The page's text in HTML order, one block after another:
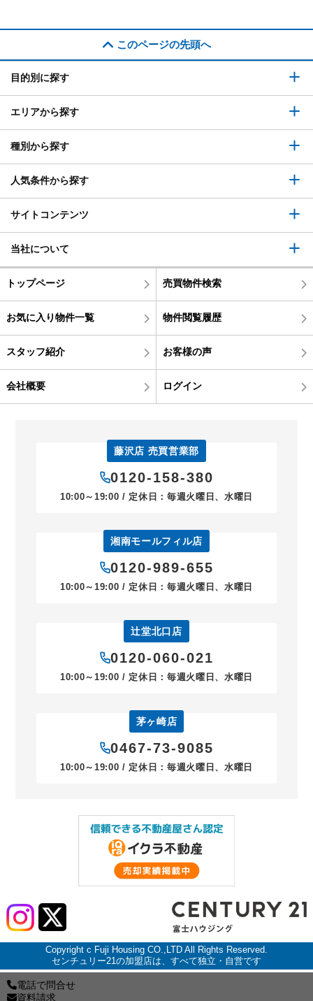
このページの先頭へ
目的別に探す
エリアから探す
種別から探す
人気条件から探す
サイトコンテンツ
当社について
トップページ 売買物件検索
お気に入り物件一覧 物件閲覧履歴
スタッフ紹介 お客様の声
会社概要 ログイン
藤沢店 売買営業部
0120-158-380
10:00～19:00 / 定休日：毎週火曜日、水曜日
湘南モールフィル店
0120-989-655
10:00～19:00 / 定休日：毎週火曜日、水曜日
辻堂北口店
0120-060-021
10:00～19:00 / 定休日：毎週火曜日、水曜日
茅ヶ崎店
0467-73-9085
10:00～19:00 / 定休日：毎週火曜日、水曜日
Copyright c Fuji Housing CO.,LTD All Rights Reserved.
センチュリー21の加盟店は、すべて独立・自営です
電話で問合せ
資料請求